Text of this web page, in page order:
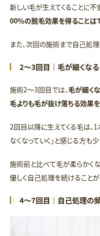
新しい毛が生えてくることに不
00％の脱毛効果を得ることは
また、次回の施術まで自己処
2〜3回目｜毛が細くなる
施術2～3回目では、毛が細く
毛よりも毛が抜け落ちる効果
2回目以降に生えてくる毛は、
なくなっていく」と感じる方も
施術前と比べて毛が柔らかく
優しく自己処理を続けることが
4〜7回目｜自己処理の